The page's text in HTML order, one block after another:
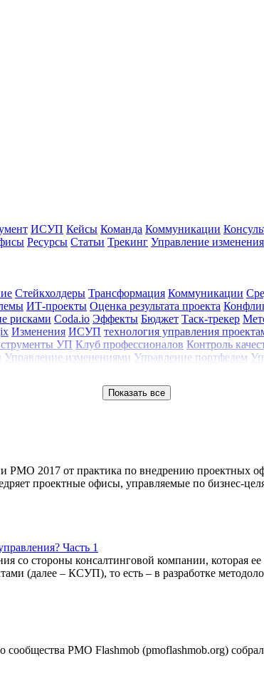
ИСУП Кейсы Команда Коммуникации
Ресурсы Статьи Трекинг Управление
Стейкхолдеры Трансформация Коммуникации
ИТ-проекты Оценка результата проекта
рисками Coda.io Эффекты Бюджет Таск-трекер
Изменения ИСУП технология управления
УП Клуб профессионалов Контроль
Управление изменениями Управление портфелем
Показать все
PMO 2017 от практика по внедрению
проектные офисы, управляемые по бизнес-
Часть 1
со стороны консалтинговой компании, которая
(далее – КСУП), то есть – в разработке
сообщества PMO Flashmob (pmoflashmob.org)